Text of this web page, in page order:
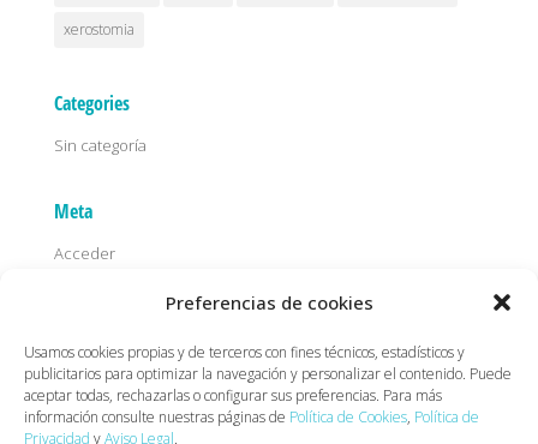
Preferencias de cookies
Usamos cookies propias y de terceros con fines técnicos, estadísticos y
publicitarios para optimizar la navegación y personalizar el contenido. Puede
aceptar todas, rechazarlas o configurar sus preferencias. Para más
información consulte nuestras páginas de Política de Cookies, Política de
Privacidad yAviso Legal.
xerostomia
Categories
Sin categoría
Meta
Acceder
WordPress.org